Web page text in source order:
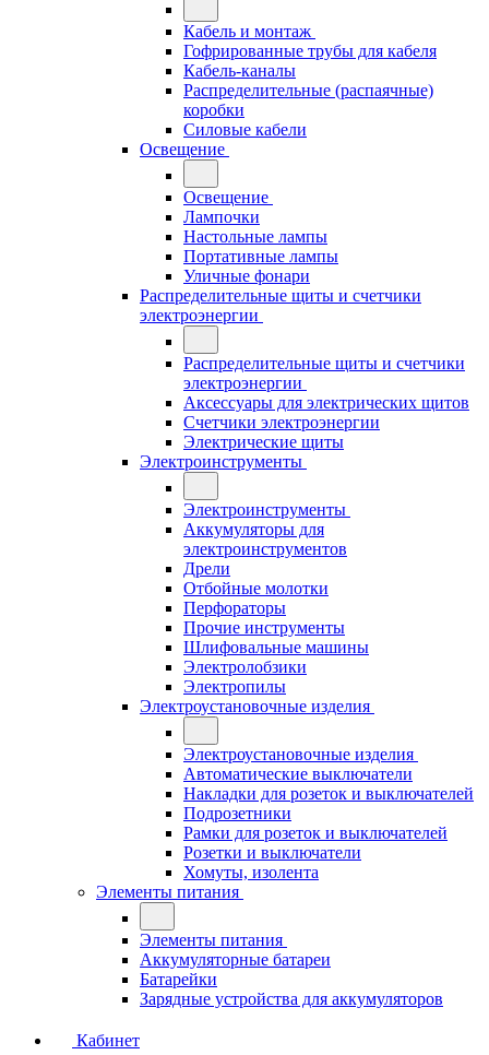
Кабель и монтаж
Гофрированные трубы для кабеля
Кабель-каналы
Распределительные (распаячные)
коробки
Силовые кабели
Освещение
Освещение
Лампочки
Настольные лампы
Портативные лампы
Уличные фонари
Распределительные щиты и счетчики
электроэнергии
Распределительные щиты и счетчики
электроэнергии
Аксессуары для электрических щитов
Счетчики электроэнергии
Электрические щиты
Электроинструменты
Электроинструменты
Аккумуляторы для
электроинструментов
Дрели
Отбойные молотки
Перфораторы
Прочие инструменты
Шлифовальные машины
Электролобзики
Электропилы
Электроустановочные изделия
Электроустановочные изделия
Автоматические выключатели
Накладки для розеток и выключателей
Подрозетники
Рамки для розеток и выключателей
Розетки и выключатели
Хомуты, изолента
Элементы питания
Элементы питания
Аккумуляторные батареи
Батарейки
Зарядные устройства для аккумуляторов
Кабинет